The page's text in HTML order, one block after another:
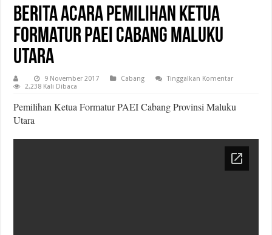
Berita Acara Pemilihan Ketua
Formatur PAEI Cabang Maluku
Utara
9 November 2017 Cabang
Tinggalkan Komentar
2,238 Kali Dibaca
Pemilihan Ketua Formatur PAEI Cabang Provinsi Maluku
Utara